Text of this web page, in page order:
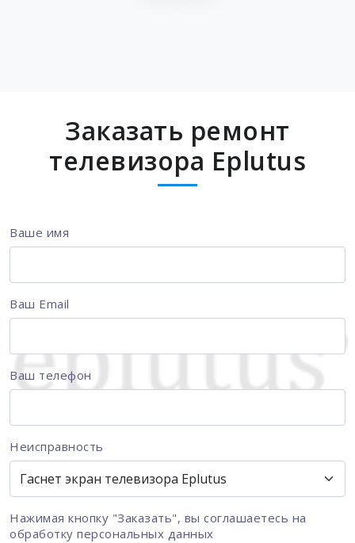
Заказать ремонт
телевизора Eplutus
Ваше имя
Ваш Email
Ваш телефон
Неисправность
Нажимая кнопку "Заказать", вы соглашаетесь на
обработку персональных данных